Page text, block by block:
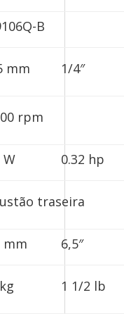
B
mm 1/4″
rpm
W 0.32 hp
traseira
mm 6,5″
1 1/2 lb